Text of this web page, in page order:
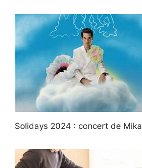
Solidays 2024 : concert de Mika